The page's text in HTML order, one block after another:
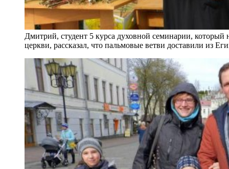
Дмитрий, студент 5 курса духовной семинарии, который
церкви, рассказал, что пальмовые ветви доставили из